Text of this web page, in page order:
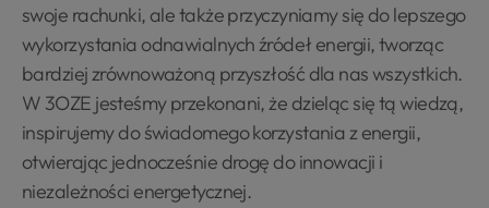
swoje rachunki, ale także przyczyniamy się do lepszego
wykorzystania odnawialnych źródeł energii, tworząc
bardziej zrównoważoną przyszłość dla nas wszystkich.
W 3OZE jesteśmy przekonani, że dzieląc się tą wiedzą,
inspirujemy do świadomego korzystania z energii,
otwierając jednocześnie drogę do innowacji i
niezależności energetycznej.